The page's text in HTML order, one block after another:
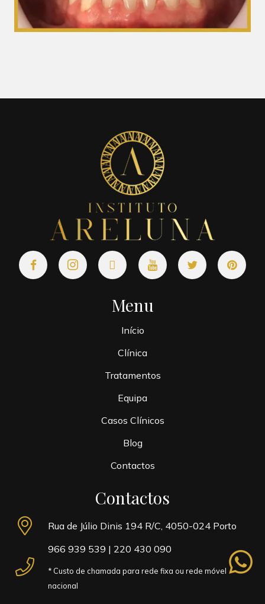
Menu
Início
Clínica
Tratamentos
Equipa
Casos Clínicos
Blog
Contactos
Contactos
Rua de Júlio Dinis 194 R/C, 4050-024 Porto
966 939 539 | 220 430 090
* Custo de chamada para rede fixa ou rede móvel
nacional
whatsapp